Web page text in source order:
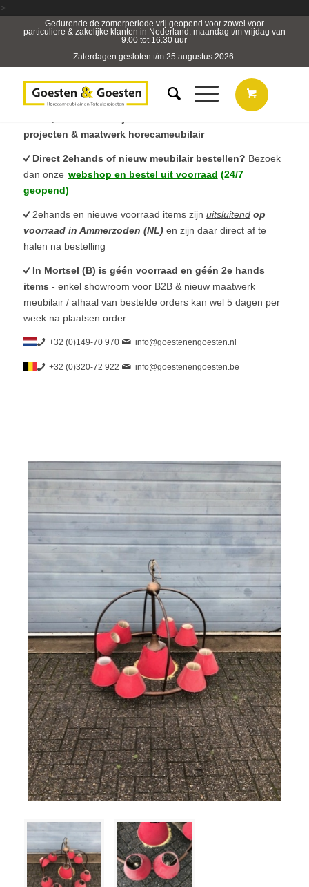
>
Gedurende de zomerperiode vrij geopend voor zowel voor
particuliere & zakelijke klanten in Nederland: maandag t/m vrijdag van
9.00 tot 16.30 uur
Zaterdagen gesloten t/m 25 augustus 2026.
projecten & maatwerk horecameubilair
Direct 2ehands of nieuw meubilair bestellen? Bezoek
dan onze webshop en bestel uit voorraad (24/7
geopend)
2ehands en nieuwe voorraad items zijn uitsluitend op
voorraad in Ammerzoden (NL)en zijn daar direct af te
halen na bestelling
In Mortsel (B) is géén voorraad en géén 2e hands
items - enkel showroom voor B2B & nieuw maatwerk
meubilair / afhaal van bestelde orders kan wel 5 dagen per
week na plaatsen order.
+32 (0)149-70 970 info@goestenengoesten.nl
+32 (0)320-72 922 info@goestenengoesten.be